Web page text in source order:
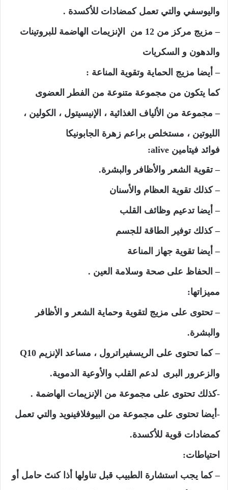
واليوسفي والتي تعمل كمضادات للأكسدة .
– مزيج مركز من 12 من الإنزيمات الهاضمة للبروتينات
والدهون و السكريات
– أيضا مزيج الحماية وتقوية المناعة :
كما يتكون من مجموعة متنوعة من الفطر العضوى
– مجموعة من الألياف الغذائية ، الإنيسيتول ، الكولين ،
الليوتين ، مستخلص براعم زهرة الجابونيكا
فوائد فيتامين alive:
– تقوية الشعر والأظافر والبشرة.
– كذلك تقوية العظام والأسنان
– أيضا تدعيم وظائف القلب
– كذلك توفير الطاقة للجسم
– أيضا تقوية جهاز المناعة
– الحفاظ على صحة وسلامة العين .
مميزاتها:
– تحتوى على مزيج لتقوية وحماية الشعر و الأظافر
والبشرة.
– كما تحتوى على الريسفيراترول ، مساعد الإنزيم Q10
والزعرور البرى لدعم القلب والأوعية الدموية.
-كذلك تحتوى على مجموعة من الإنزيمات الهاضمة .
-أيضا تحتوى على مجموعة من البيوفلافينويد والتي تعمل
كمضادات قوية للأكسدة.
احتياطات:
– كما يجب استشارة الطبيب قبل تناولها أذا كنتَ حامل أو